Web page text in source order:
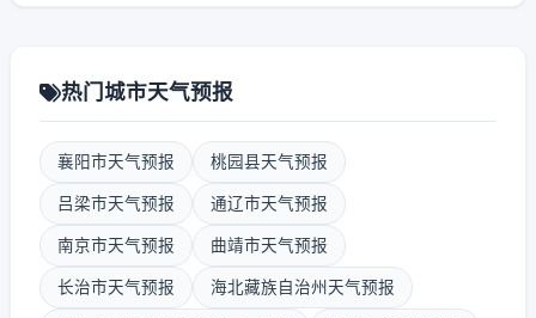
热门城市天气预报
襄阳市天气预报 桃园县天气预报
吕梁市天气预报 通辽市天气预报
南京市天气预报 曲靖市天气预报
长治市天气预报 海北藏族自治州天气预报